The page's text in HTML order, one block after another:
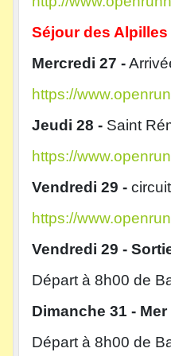
Séjour des
Mercredi 27 -
https://
Jeudi 28 - Saint
https://
Vendredi 29 -
https://
Vendredi 29 -
Départ à 8h00 de
Dimanche 31 -
Départ à 8h00 de